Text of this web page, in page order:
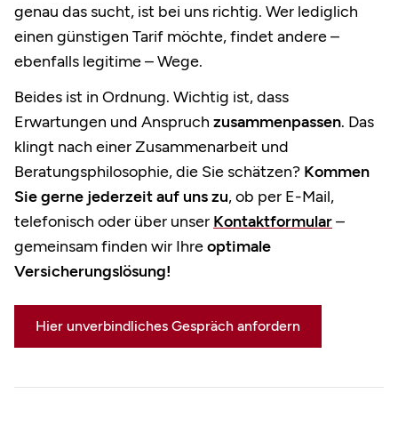
genau das sucht, ist bei uns richtig. Wer lediglich
einen günstigen Tarif möchte, findet andere –
ebenfalls legitime – Wege.
Beides ist in Ordnung. Wichtig ist, dass
Erwartungen und Anspruch zusammenpassen. Das
klingt nach einer Zusammenarbeit und
Beratungsphilosophie, die Sie schätzen? Kommen
Sie gerne jederzeit auf uns zu, ob per E-Mail,
telefonisch oder über unser Kontaktformular–
gemeinsam finden wir Ihreoptimale
Versicherungslösung!
Hier unverbindliches Gespräch anfordern